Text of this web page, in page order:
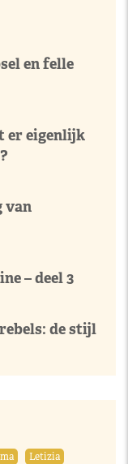
en felle
er eigenlijk
van
– deel 3
de stijl
Letizia